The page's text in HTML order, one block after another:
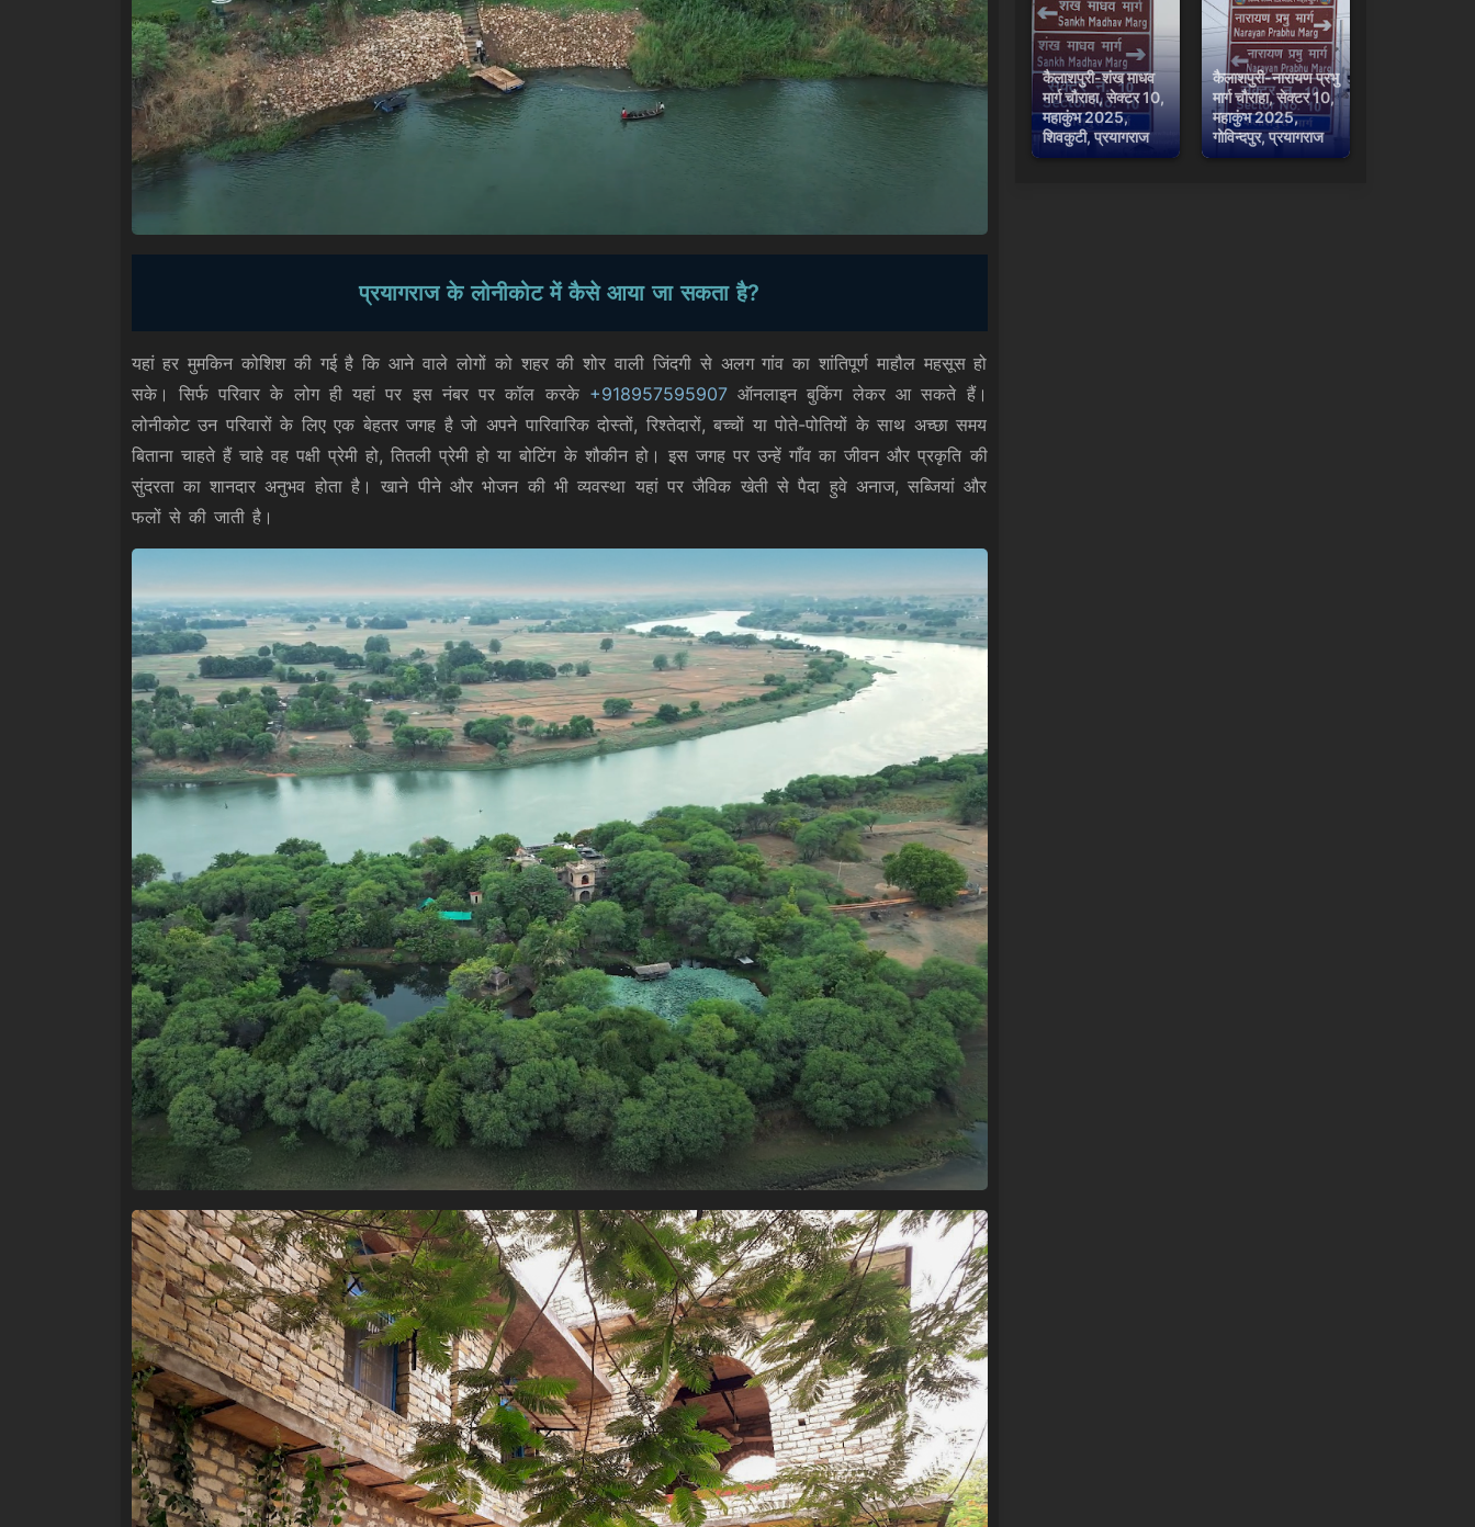
प्रयागराज के लोनीकोट में कैसे आया जा सकता है?
यहां हर मुमकिन कोशिश की गई है कि आने वाले लोगों को शहर की शोर वाली जिंदगी से अलग गांव का शांतिपूर्ण माहौल महसूस हो
सके। सिर्फ परिवार के लोग ही यहां पर इस नंबर पर कॉल करके +918957595907ऑनलाइन बुकिंग लेकर आ सकते हैं।
लोनीकोट उन परिवारों के लिए एक बेहतर जगह है जो अपने पारिवारिक दोस्तों, रिश्तेदारों, बच्चों या पोते-पोतियों के साथ अच्छा समय
बिताना चाहते हैं चाहे वह पक्षी प्रेमी हो, तितली प्रेमी हो या बोटिंग के शौकीन हो। इस जगह पर उन्हें गाँव का जीवन और प्रकृति की
सुंदरता का शानदार अनुभव होता है। खाने पीने और भोजन की भी व्यवस्था यहां पर जैविक खेती से पैदा हुवे अनाज, सब्जियां और
फलों से की जाती है।
कैलाशपुरी-शंख माधव
मार्ग चौराहा, सेक्टर 10,
महाकुंभ 2025,
शिवकुटी, प्रयागराज
कैलाशपुरी-नारायण प्रभु
मार्ग चौराहा, सेक्टर 10,
महाकुंभ 2025,
गोविन्दपुर, प्रयागराज